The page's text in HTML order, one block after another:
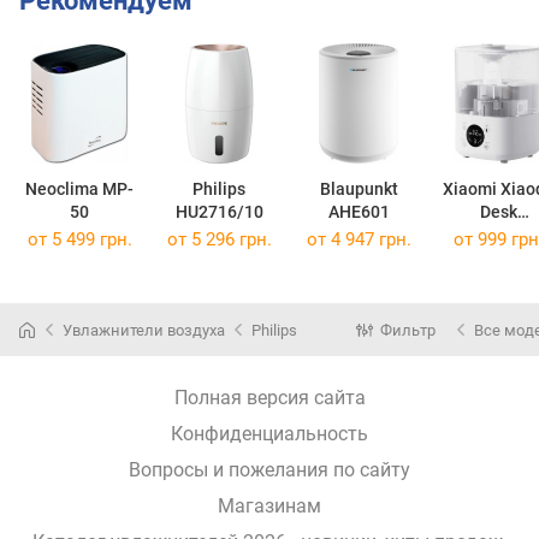
Neoclima MP-
50
Philips
HU2716/10
Blaupunkt
AHE601
Xiaomi
Desk
Humidifier
от 5 499 грн. от 5 296 грн. от 4 947 грн. от 999
Увлажнители воздуха Philips Фильтр Все
Полная версия сайта
Конфиденциальность
Вопросы и пожелания по сайту
Магазинам